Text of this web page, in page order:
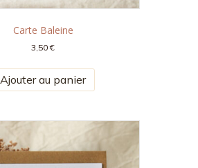
Carte Baleine
3,50€
Ajouter au panier